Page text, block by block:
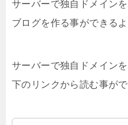
サーバーで独自ドメイン
ブログを作る事ができるよ
サーバーで独自ドメイン
下のリンクから読む事がで